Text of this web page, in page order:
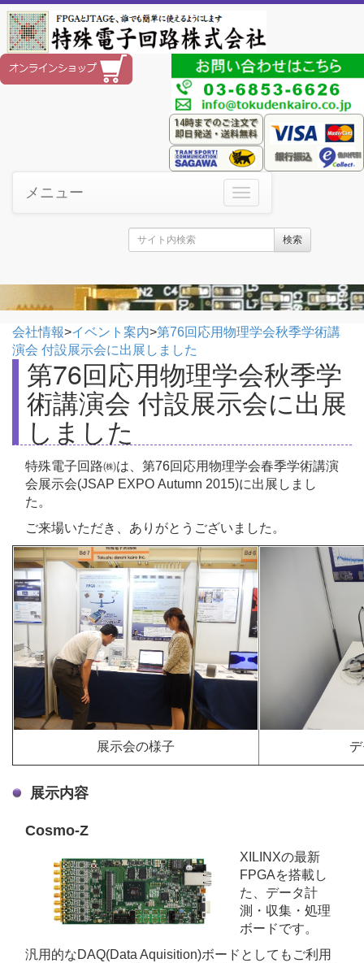
メニュー
検索
会社情報>イベント案内>第76回応用物理学会秋季学術講
演会 付設展示会に出展しました
第76回応用物理学会秋季学
術講演会 付設展示会に出展
しました
特殊電子回路㈱は、第76回応用物理学会春季学術講演
会展示会(JSAP EXPO Autumn 2015)に出展しまし
た。
ご来場いただき、ありがとうございました。
展示会の様子
展示内容
Cosmo-Z
XILINXの最新
FPGAを搭載し
た、データ計
測・収集・処理
ボードです。
汎用的なDAQ(Data Aquisition)ボードとしてもご利用